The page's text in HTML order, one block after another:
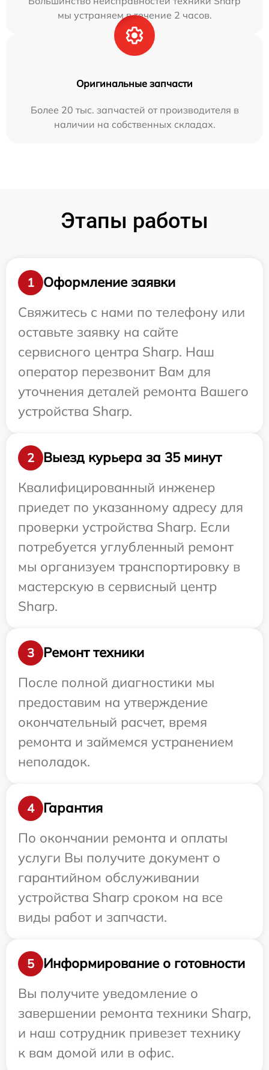
мы устраняем в течение 2 часов.
Оригинальные запчасти
Более 20 тыс. запчастей от производителя в
наличии на собственных складах.
Этапы работы
1
Оформление заявки
Свяжитесь с нами по телефону или
оставьте заявку на сайте
сервисного центра Sharp. Наш
оператор перезвонит Вам для
уточнения деталей ремонта Вашего
устройства Sharp.
2
Выезд курьера за 35 минут
Квалифицированный инженер
приедет по указанному адресу для
проверки устройства Sharp. Если
потребуется углубленный ремонт
мы организуем транспортировку в
мастерскую в сервисный центр
Sharp.
3
Ремонт техники
После полной диагностики мы
предоставим на утверждение
окончательный расчет, время
ремонта и займемся устранением
неполадок.
4
Гарантия
По окончании ремонта и оплаты
услуги Вы получите документ о
гарантийном обслуживании
устройства Sharp сроком на все
виды работ и запчасти.
5
Информирование о готовности
Вы получите уведомление о
завершении ремонта техники Sharp,
и наш сотрудник привезет технику
к вам домой или в офис.